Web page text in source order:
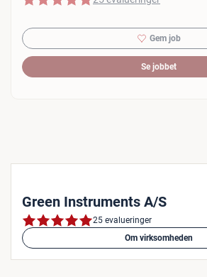
Gem job
Se jobbet
Green Instruments A/S
25 evalueringer
Om virksomheden